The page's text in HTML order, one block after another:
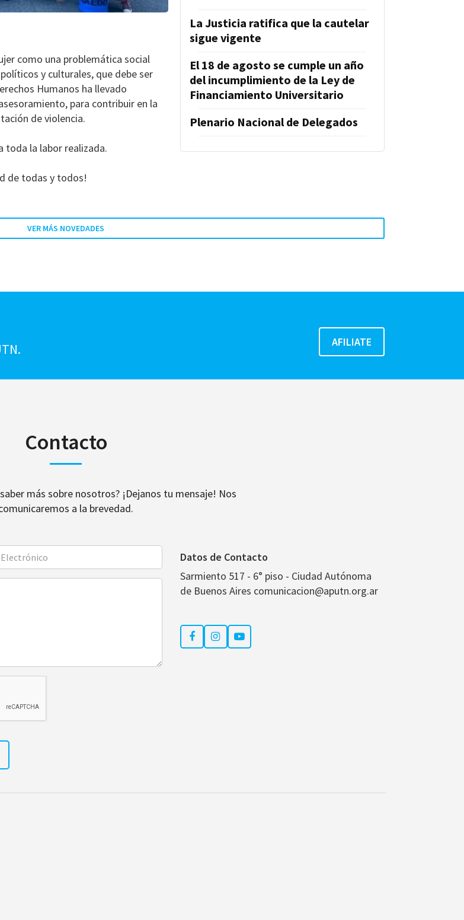
como una problemática social
y culturales, que debe ser
Humanos ha llevado
para contribuir en la
de violencia.
toda la labor realizada.
de todas y todos!
La Justicia ratifica que la cautelar
sigue vigente
El 18 de agosto se cumple un año
del incumplimiento de la Ley de
Financiamiento Universitario
Plenario Nacional de Delegados
VER MÁS NOVEDADES
Contacto
más sobre nosotros? ¡Dejanos tu mensaje! Nos
a la brevedad.
Datos de Contacto
Sarmiento 517 - 6° piso - Ciudad Autónoma
de Buenos Aires comunicacion@aputn.org.ar